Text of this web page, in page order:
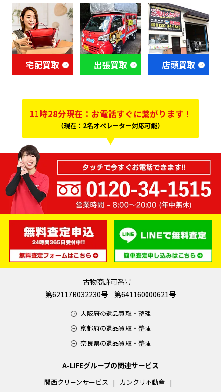
宅配買取 出張買取 店頭買取
11時28分現在：お電話すぐに繋がります！
（現在：2名オペレーター対応可能）
古物商許可番号
第62117R032230号 第641160000621号
大阪府の遺品買取・整理
京都府の遺品買取・整理
奈良県の遺品買取・整理
A-LIFEグループの関連サービス
関西クリーンサービス
カンクリ不動産